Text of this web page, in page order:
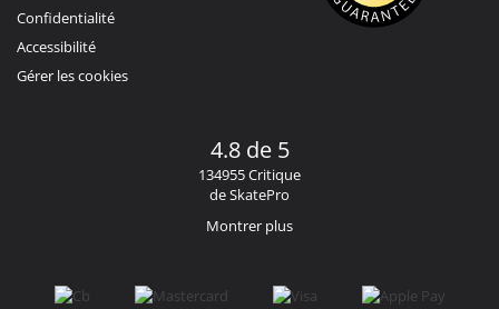
Confidentialité
Accessibilité
Gérer les cookies
4.8 de 5
134955 Critique
de SkatePro
Montrer plus